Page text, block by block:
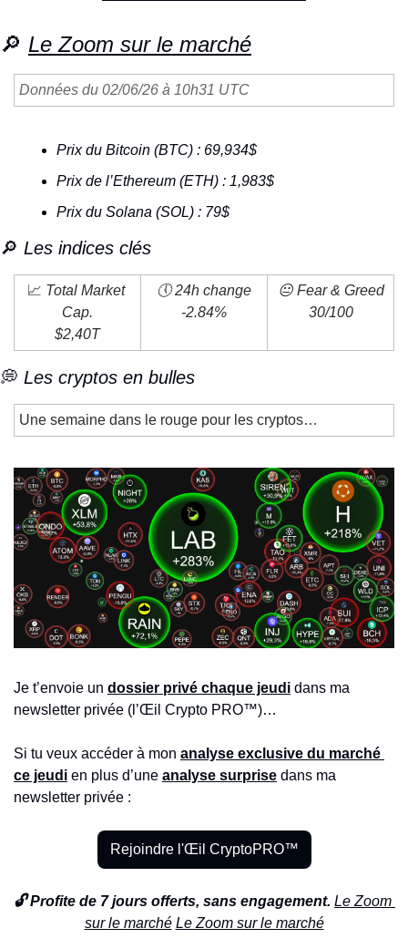
🔎 Le Zoom sur le marché
Données du 02/06/26 à 10h31 UTC
Prix du Bitcoin (BTC) : 69,934$
Prix de l’Ethereum (ETH) : 1,983$
Prix du Solana (SOL) : 79$
🔎 Les indices clés
📈 Total Market
Cap.
$2,40T
🕔 24h change
-2.84%
😐 Fear & Greed
30/100
💭 Les cryptos en bulles
Une semaine dans le rouge pour les cryptos…
Je t’envoie un dossier privé chaque jeudi dans ma
newsletter privée (l’Œil Crypto PRO™)…
Si tu veux accéder à mon analyse exclusive du marché
ce jeudi en plus d’une analyse surprise dans ma
newsletter privée :
Rejoindre l'Œil CryptoPRO™
🔓 Profite de 7 jours offerts, sans engagement. Le Zoom
sur le marché Le Zoom sur le marché